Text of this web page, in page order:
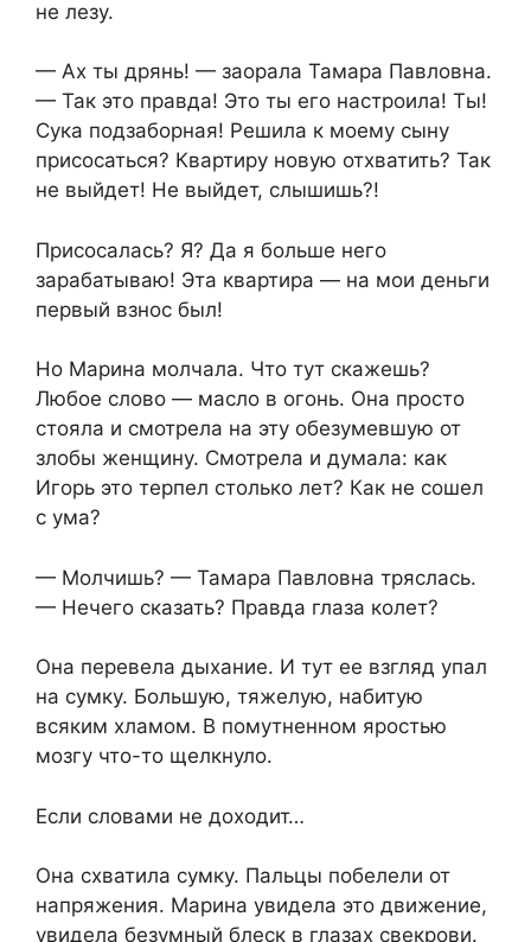
не лезу.
— Ах ты дрянь! — заорала Тамара Павловна.
— Так это правда! Это ты его настроила! Ты!
Сука подзаборная! Решила к моему сыну
присосаться? Квартиру новую отхватить? Так
не выйдет! Не выйдет, слышишь?!
Присосалась? Я? Да я больше него
зарабатываю! Эта квартира — на мои деньги
первый взнос был!
Но Марина молчала. Что тут скажешь?
Любое слово — масло в огонь. Она просто
стояла и смотрела на эту обезумевшую от
злобы женщину. Смотрела и думала: как
Игорь это терпел столько лет? Как не сошел
с ума?
— Молчишь? — Тамара Павловна тряслась.
— Нечего сказать? Правда глаза колет?
Она перевела дыхание. И тут ее взгляд упал
на сумку. Большую, тяжелую, набитую
всяким хламом. В помутненном яростью
мозгу что-то щелкнуло.
Если словами не доходит…
Она схватила сумку. Пальцы побелели от
напряжения. Марина увидела это движение,
увидела безумный блеск в глазах свекрови.